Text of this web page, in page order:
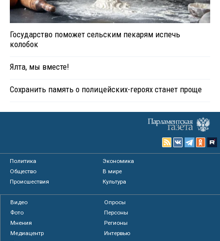
Государство поможет сельским пекарям испечь
колобок
Ялта, мы вместе!
Сохранить память о полицейских-героях станет проще
Политика
Экономика
Общество
В мире
Происшествия
Культура
Видео
Опросы
Фото
Персоны
Мнения
Регионы
Медиацентр
Интервью